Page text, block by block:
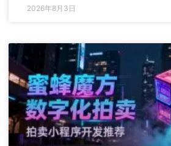
2026年8月3日